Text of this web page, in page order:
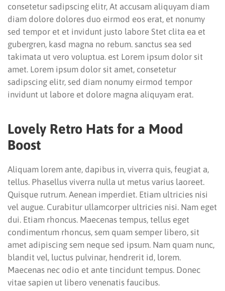
consetetur sadipscing elitr, At accusam aliquyam diam
diam dolore dolores duo eirmod eos erat, et nonumy
sed tempor et et invidunt justo labore Stet clita ea et
gubergren, kasd magna no rebum. sanctus sea sed
takimata ut vero voluptua. est Lorem ipsum dolor sit
amet. Lorem ipsum dolor sit amet, consetetur
sadipscing elitr, sed diam nonumy eirmod tempor
invidunt ut labore et dolore magna aliquyam erat.
Lovely Retro Hats for a Mood
Boost
Aliquam lorem ante, dapibus in, viverra quis, feugiat a,
tellus. Phasellus viverra nulla ut metus varius laoreet.
Quisque rutrum. Aenean imperdiet. Etiam ultricies nisi
vel augue. Curabitur ullamcorper ultricies nisi. Nam eget
dui. Etiam rhoncus. Maecenas tempus, tellus eget
condimentum rhoncus, sem quam semper libero, sit
amet adipiscing sem neque sed ipsum. Nam quam nunc,
blandit vel, luctus pulvinar, hendrerit id, lorem.
Maecenas nec odio et ante tincidunt tempus. Donec
vitae sapien ut libero venenatis faucibus.